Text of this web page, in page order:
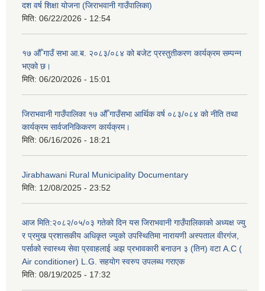
दश वर्ष शिक्षा योजना (जिराभवानी गाउँपालिका)
मिति: 06/22/2026 - 12:54
१७ औँ गाउँ सभा आ.ब. २०८३/०८४ को बजेट प्रस्तुतीकरण कार्यक्रम सम्पन्न
भएको छ।
मिति: 06/20/2026 - 15:01
जिराभवानी गाउँपालिका १७ औँ गाउँसभा आर्थिक वर्ष ०८३/०८४ को नीति तथा
कार्यक्रम सार्वजनिकिकरण कार्यक्रम।
मिति: 06/16/2026 - 18:21
Jirabhawani Rural Municipality Documentary
मिति: 12/08/2025 - 23:52
आज मिति:२०८२/०५/०३ गतेको दिन यस जिराभवानी गाउँपालिकाको अध्यक्ष ज्यु
र प्रमुख प्रशासकीय अधिकृत ज्युको उपस्थितिमा नारायणी अस्पताल वीरगंज,
पर्साको स्वास्थ्य सेवा प्रवाहलाई अझ प्रभावकारी बनाउन ३ (तिन) वटा A.C (
Air conditioner) L.G. सहयाेग स्वरुप उपलब्ध गराएक
मिति: 08/19/2025 - 17:32